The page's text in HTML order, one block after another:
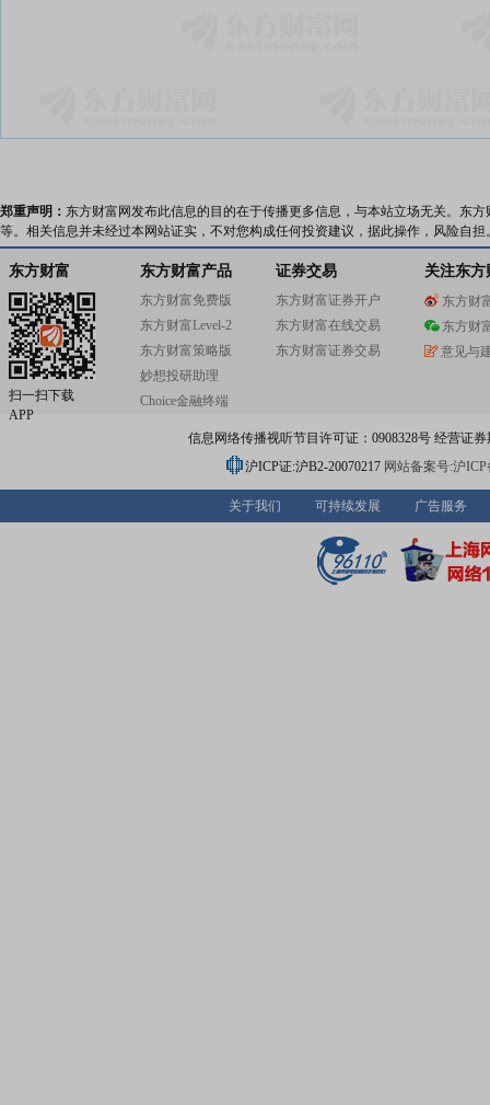
郑重声明： 东方财富网发布此信息的目的在于传播更多信息，与本站立场无关。东
等。相关信息并未经过本网站证实，不对您构成任何投资建议，据此操作，风险自担